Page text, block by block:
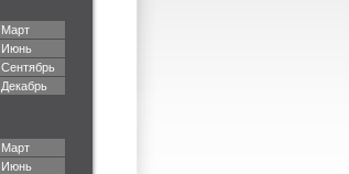
Март
Июнь
Сентябрь
Декабрь
Март
Июнь